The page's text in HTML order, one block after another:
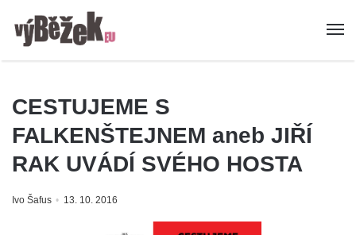
CESTUJEME S
FALKENŠTEJNEM aneb JIŘÍ
RAK UVÁDÍ SVÉHO HOSTA
Ivo Šafus 13. 10. 2016